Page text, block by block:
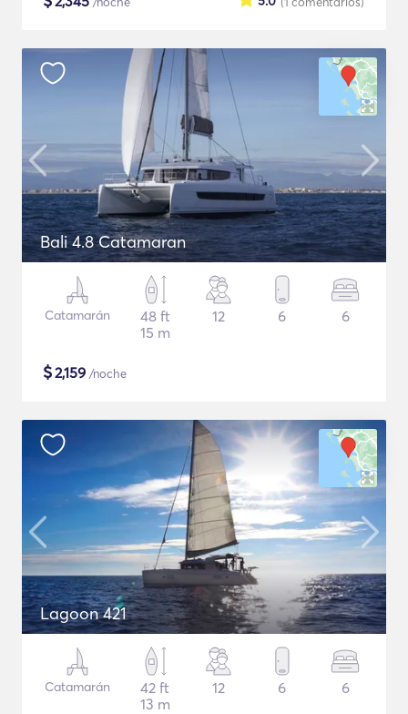
Bali 4.8 Catamaran
Catamarán
48 ft
15 m
12 6 6
$2,159 /noche
Lagoon 421
Catamarán
42 ft
13 m
12 6 6